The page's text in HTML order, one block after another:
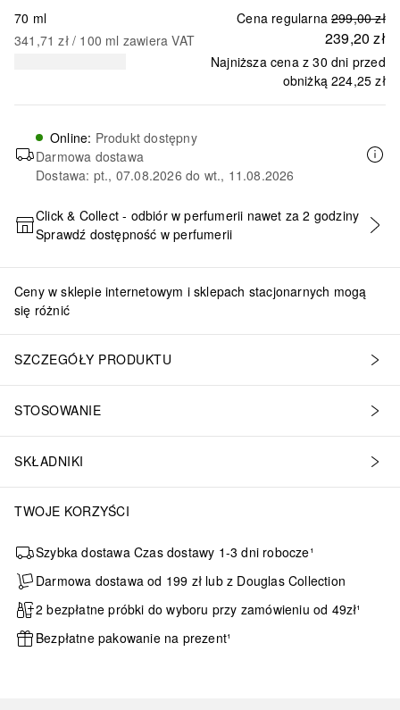
Cena regularna 299,00 zł
239,20 zł
Najniższa cena z 30 dni przed
obniżką 224,25 zł
70 ml
341,71 zł / 100 ml zawiera VAT
Online: Produkt dostępny
Darmowa dostawa
Dostawa: pt., 07.08.2026 do wt., 11.08.2026
DODAJ DO KOSZYKA
Click & Collect - odbiór w perfumerii nawet za 2 godziny
Sprawdź dostępność w perfumerii
Ceny w sklepie internetowym i sklepach stacjonarnych mogą
się różnić
SZCZEGÓŁY PRODUKTU
STOSOWANIE
SKŁADNIKI
TWOJE KORZYŚCI
Szybka dostawa Czas dostawy 1-3 dni robocze¹
Darmowa dostawa od 199 zł lub z Douglas Collection
2 bezpłatne próbki do wyboru przy zamówieniu od 49zł¹
Bezpłatne pakowanie na prezent¹